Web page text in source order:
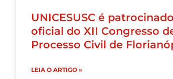
UNICESUSC é
oficial do XII Congresso
Processo Civil de
LEIA O ARTIGO »